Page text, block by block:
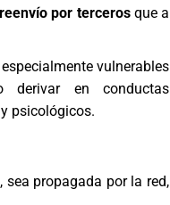
reenvío por tercerosque a
vulnerables
derivar en conductas
psicológicos.
propagada por la red,